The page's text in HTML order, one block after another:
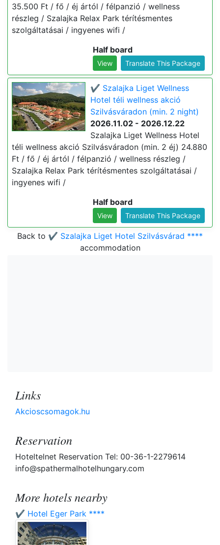
35.500 Ft / fő / éj ártól / félpanzió / wellness
részleg / Szalajka Relax Park térítésmentes
szolgáltatásai / ingyenes wifi /
Half board
View Translate This Package
✔️ Szalajka Liget Wellness
Hotel téli wellness akció
Szilvásváradon (min. 2 night)
2026.11.02 - 2026.12.22
Szalajka Liget Wellness Hotel
téli wellness akció Szilvásváradon (min. 2 éj) 24.880
Ft / fő / éj ártól / félpanzió / wellness részleg /
Szalajka Relax Park térítésmentes szolgáltatásai /
ingyenes wifi /
Half board
View Translate This Package
Back to ✔️ Szalajka Liget Hotel Szilvásvárad ****
accommodation
Links
Akcioscsomagok.hu
Reservation
Hoteltelnet Reservation Tel: 00-36-1-2279614
info@spathermalhotelhungary.com
More hotels nearby
✔️ Hotel Eger Park ****